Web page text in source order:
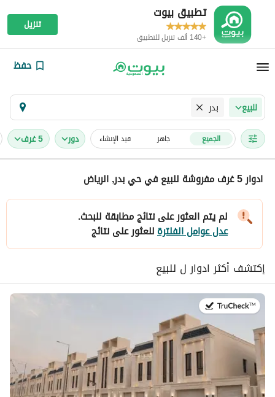
تطبيق بيوت
+140 ألف تنزيل للتطبيق
تنزيل
حفظ
للبيع بدر
الجميع جاهز قيد الإنشاء دور 5 غرف
ادوار 5 غرف مفروشة للبيع في حي بدر, الرياض
لم يتم العثور على نتائج مطابقة للبحث.
عدل عوامل الفلترةللعثور على نتائج
إكتشف أكثر ادوار ل للبيع